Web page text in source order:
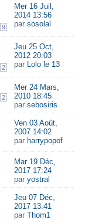
9
Mer 16 Juil,
2014 13:56
par sosolal
2
Jeu 25 Oct,
2012 20:03
par Lolo le 13
2
Mer 24 Mars,
2010 18:45
par sebosiris
Ven 03 Août,
2007 14:02
par harrypopof
Mar 19 Déc,
2017 17:24
par yostral
Jeu 07 Déc,
2017 13:41
par Thom1